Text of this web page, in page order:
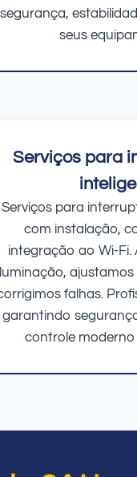
segurança,
seus
Serviços para
Serviços para
com instalação,
integração ao Wi-
falhas.
garantindo
controle moderno